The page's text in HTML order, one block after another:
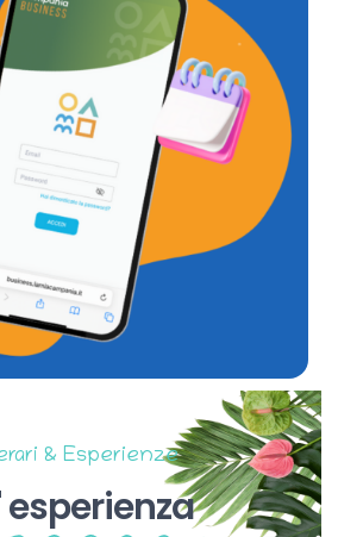
& Esperienze
esperienza